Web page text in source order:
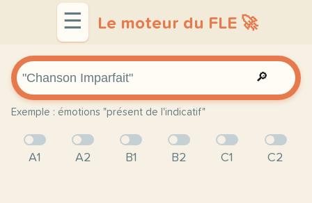
☰ Le moteur du FLE 🚀
🔎
Exemple : émotions "présent de l'indicatif"
A1 A2 B1 B2 C1 C2